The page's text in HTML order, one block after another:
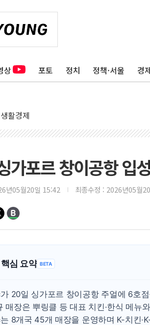
상 포토 정치 정책·서울 경
생활경제
가포르 창이공항 입
년05월20일 15:42 최종수정 : 2026년05월
심 요약 BETA
20일 싱가포르 창이공항 주얼에 6호
매장은 뿌링클 등 대표 치킨·한식 메뉴
8개국 45개 매장을 운영하며 K-치킨